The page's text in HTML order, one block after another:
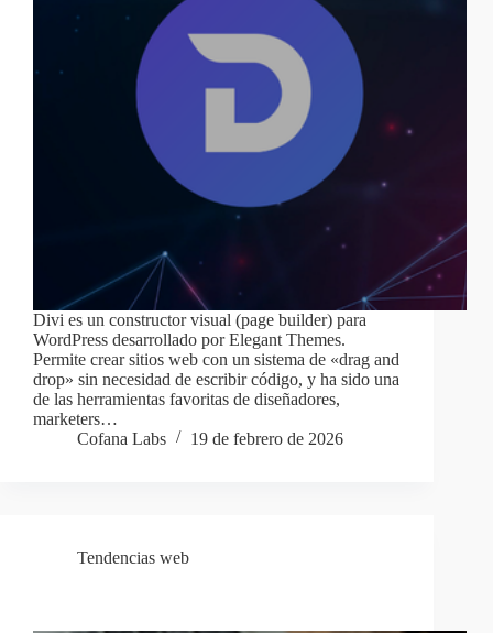
Divi es un constructor visual (page builder) para
WordPress desarrollado por Elegant Themes.
Permite crear sitios web con un sistema de «drag and
drop» sin necesidad de escribir código, y ha sido una
de las herramientas favoritas de diseñadores,
marketers…
Cofana Labs
19 de febrero de 2026
Tendencias web